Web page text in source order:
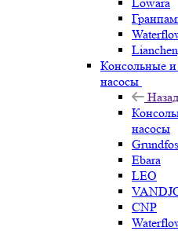
Консольные
насосы
Назад
насосы
Grundfos
Ebara
LEO
CNP